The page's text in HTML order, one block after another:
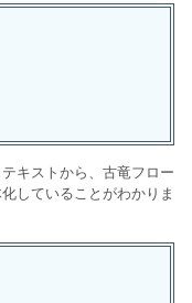
キストから、古竜フロー
していることがわかりま